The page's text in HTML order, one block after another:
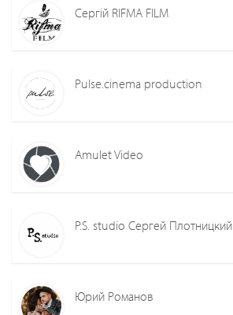
Сергій RIFMA FILM
Pulse.cinema production
Amulet Video
P.S. studio Сергей Плотницкий
Юрий Романов